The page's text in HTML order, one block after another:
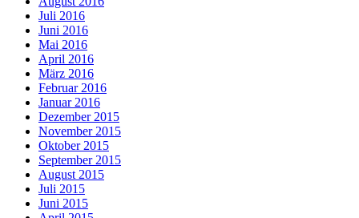
Juli 2016
Juni 2016
Mai 2016
April 2016
März 2016
Februar 2016
Januar 2016
Dezember 2015
November 2015
Oktober 2015
September 2015
August 2015
Juli 2015
Juni 2015